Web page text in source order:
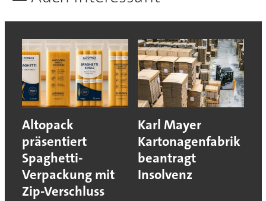
Altopack
präsentiert
Spaghetti-
Verpackung mit
Zip-Verschluss
Karl Mayer
Kartonagenfabrik
beantragt
Insolvenz